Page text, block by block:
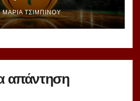
πράσινη
ΜΑΡΊΑ ΤΣΙΜΠΙΝΟΎ
απάντηση